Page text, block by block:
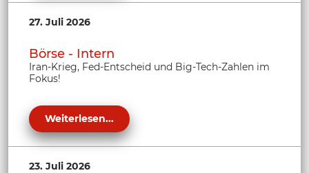
27. Juli 2026
Börse - Intern
Iran-Krieg, Fed-Entscheid und Big-Tech-Zahlen im
Fokus!
Weiterlesen...
23. Juli 2026